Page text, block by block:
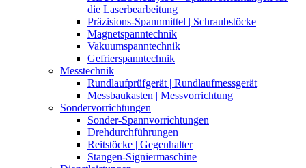
die Laserbearbeitung
Präzisions-Spannmittel | Schraubstöcke
Magnetspanntechnik
Vakuumspanntechnik
Gefrierspanntechnik
Messtechnik
Rundlaufprüfgerät | Rundlaufmessgerät
Messbaukasten | Messvorrichtung
Sondervorrichtungen
Sonder-Spannvorrichtungen
Drehdurchführungen
Reitstöcke | Gegenhalter
Stangen-Signiermaschine